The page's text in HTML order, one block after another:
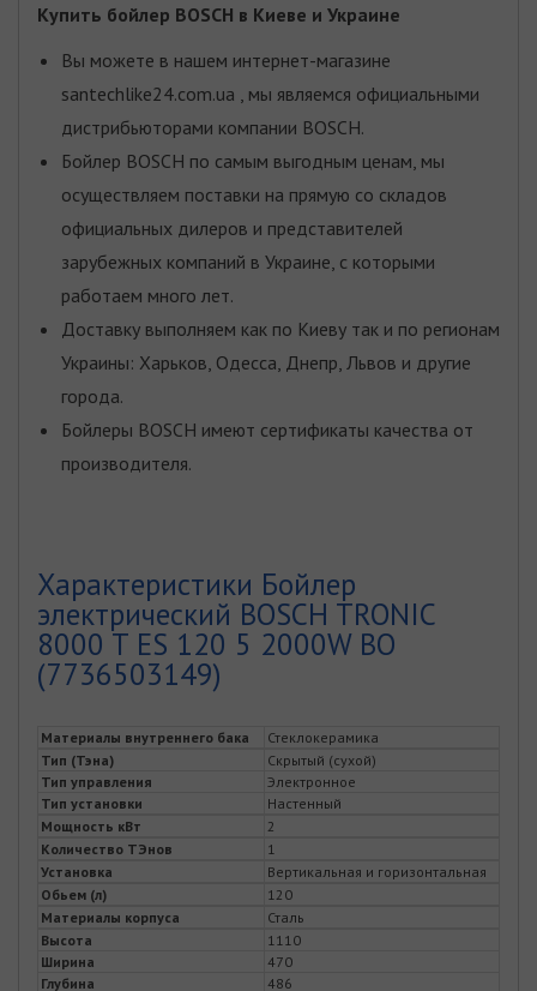
Купить бойлер BOSCH в Киеве и Украине
Вы можете в нашем интернет-магазине
santechlike24.com.ua , мы являемся официальными
дистрибьюторами компании BOSCH.
Бойлер BOSCH по самым выгодным ценам, мы
осуществляем поставки на прямую со складов
официальных дилеров и представителей
зарубежных компаний в Украине, с которыми
работаем много лет.
Доставку выполняем как по Киеву так и по регионам
Украины: Харьков, Одесса, Днепр, Львов и другие
города.
Бойлеры BOSCH имеют сертификаты качества от
производителя.
Характеристики Бойлер
электрический BOSCH TRONIC
8000 T ES 120 5 2000W BO
(7736503149)
Материалы внутреннего бака
Стеклокерамика
Тип (Тэна)
Скрытый (сухой)
Тип управления
Электронное
Тип установки
Настенный
Мощность кВт
2
Количество ТЭнов
1
Установка
Вертикальная и горизонтальная
Обьем (л)
120
Материалы корпуса
Сталь
Высота
1110
Ширина
470
Глубина
486